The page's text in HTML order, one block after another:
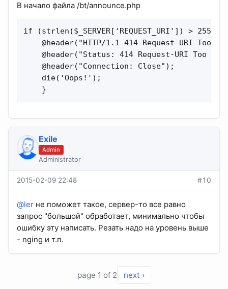
В начало файла /bt/announce.php
if (strlen($_SERVER['REQUEST_URI']) > 255) {
@header("HTTP/1.1 414 Request-URI Too
@header("Status: 414 Request-URI Too
    @header("Connection: Close");
    die('Oops!');
    }
Exile
Admin
Administrator
2015-02-09 22:48 #10
@ler не поможет такое, сервер-то все равно
запрос "большой" обработает, минимально чтобы
ошибку эту написать. Резать надо на уровень выше
- nging и т.п.
page 1 of 2 next ›